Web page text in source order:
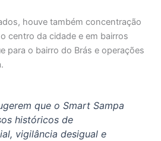
houve também concentração
centro da cidade e em bairros
para o bairro do Brás e operações
que o Smart Sampa
históricos de
vigilância desigual e